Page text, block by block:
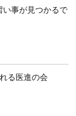
い事が見つかるで
る医進の会